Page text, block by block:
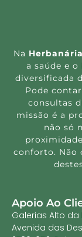
Na
a saúde e
diversificada
Pode
consultas
missão é a
não só
conforto. Não
Apoio Ao
Galerias Alto da
Avenida das